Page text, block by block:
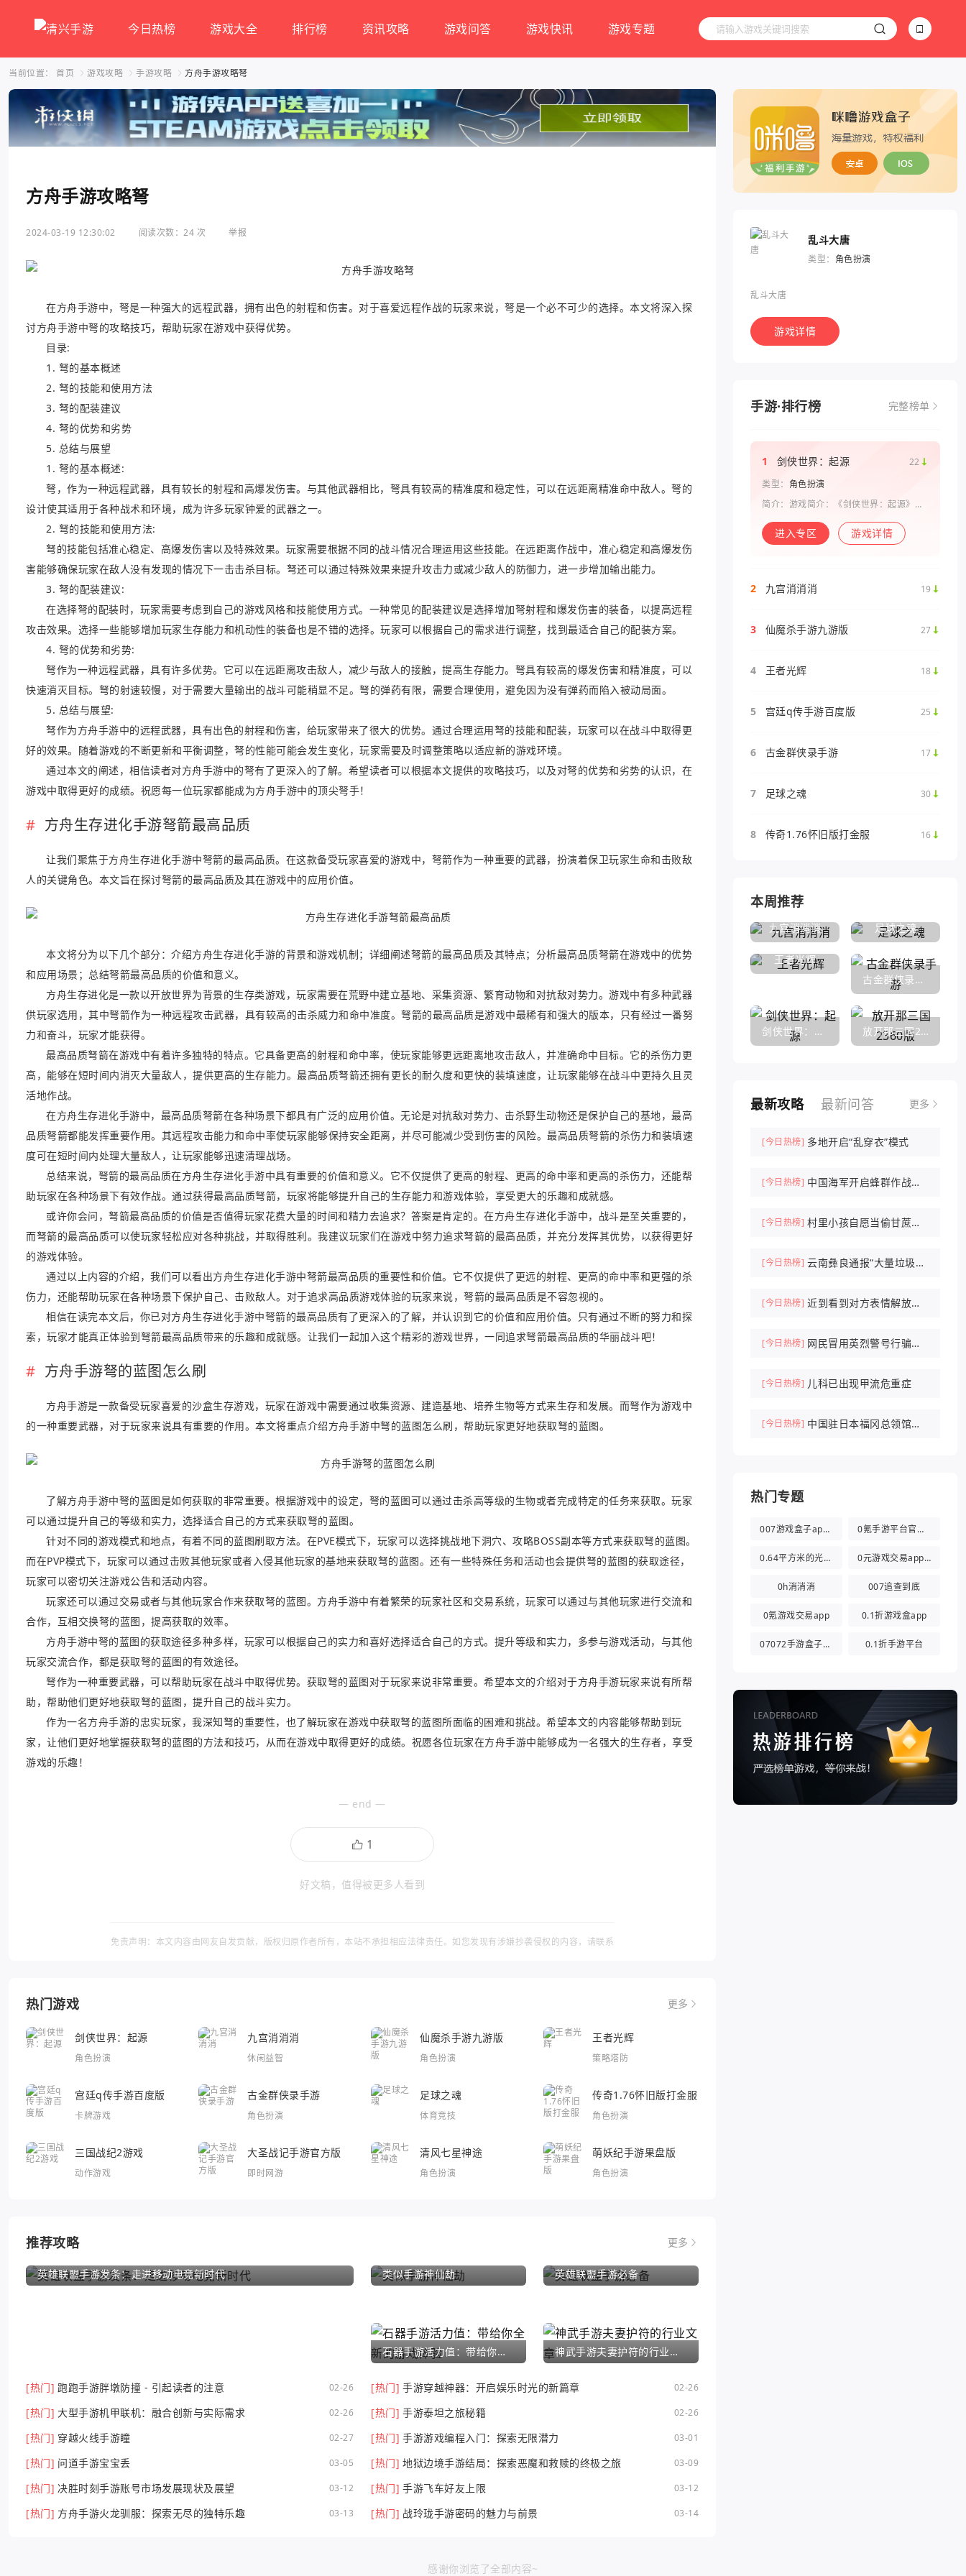
今日热榜 游戏大全 排行榜 资讯攻略 游戏问答 游戏快讯 游戏专题
当前位置： 首页 游戏攻略 手游攻略 方舟手游攻略弩
方舟手游攻略弩
2024-03-19 12:30:02 阅读次数：24 次 举报
在方舟手游中，弩是一种强大的远程武器，拥有出色的射程和伤害。对于喜爱远程作战的玩家来说，弩是一个必不可少的选择。本文将深入探
讨方舟手游中弩的攻略技巧，帮助玩家在游戏中获得优势。
目录:
1. 弩的基本概述
2. 弩的技能和使用方法
3. 弩的配装建议
4. 弩的优势和劣势
5. 总结与展望
1. 弩的基本概述:
弩，作为一种远程武器，具有较长的射程和高爆发伤害。与其他武器相比，弩具有较高的精准度和稳定性，可以在远距离精准命中敌人。弩的
设计使其适用于各种战术和环境，成为许多玩家钟爱的武器之一。
2. 弩的技能和使用方法:
弩的技能包括准心稳定、高爆发伤害以及特殊效果。玩家需要根据不同的战斗情况合理运用这些技能。在远距离作战中，准心稳定和高爆发伤
害能够确保玩家在敌人没有发现的情况下一击击杀目标。弩还可以通过特殊效果来提升攻击力或减少敌人的防御力，进一步增加输出能力。
3. 弩的配装建议:
在选择弩的配装时，玩家需要考虑到自己的游戏风格和技能使用方式。一种常见的配装建议是选择增加弩射程和爆发伤害的装备，以提高远程
攻击效果。选择一些能够增加玩家生存能力和机动性的装备也是不错的选择。玩家可以根据自己的需求进行调整，找到最适合自己的配装方案。
4. 弩的优势和劣势:
弩作为一种远程武器，具有许多优势。它可以在远距离攻击敌人，减少与敌人的接触，提高生存能力。弩具有较高的爆发伤害和精准度，可以
快速消灭目标。弩的射速较慢，对于需要大量输出的战斗可能稍显不足。弩的弹药有限，需要合理使用，避免因为没有弹药而陷入被动局面。
5. 总结与展望:
弩作为方舟手游中的远程武器，具有出色的射程和伤害，给玩家带来了很大的优势。通过合理运用弩的技能和配装，玩家可以在战斗中取得更
好的效果。随着游戏的不断更新和平衡调整，弩的性能可能会发生变化，玩家需要及时调整策略以适应新的游戏环境。
通过本文的阐述，相信读者对方舟手游中的弩有了更深入的了解。希望读者可以根据本文提供的攻略技巧，以及对弩的优势和劣势的认识，在
游戏中取得更好的成绩。祝愿每一位玩家都能成为方舟手游中的顶尖弩手！
方舟生存进化手游弩箭最高品质
让我们聚焦于方舟生存进化手游中弩箭的最高品质。在这款备受玩家喜爱的游戏中，弩箭作为一种重要的武器，扮演着保卫玩家生命和击败敌
人的关键角色。本文旨在探讨弩箭的最高品质及其在游戏中的应用价值。
本文将分为以下几个部分：介绍方舟生存进化手游的背景和游戏机制；详细阐述弩箭的最高品质及其特点；分析最高品质弩箭在游戏中的优势
和应用场景；总结弩箭最高品质的价值和意义。
方舟生存进化是一款以开放世界为背景的生存类游戏，玩家需要在荒野中建立基地、采集资源、繁育动物和对抗敌对势力。游戏中有多种武器
供玩家选用，其中弩箭作为一种远程攻击武器，具有较高的击杀威力和命中准度。弩箭的最高品质是游戏中最稀有和强大的版本，只有经过一番努
力和奋斗，玩家才能获得。
最高品质弩箭在游戏中有着许多独特的特点。它具备更高的射程和命中率，使玩家能够更远距离地攻击敌人，并准确命中目标。它的杀伤力更
高，能够在短时间内消灭大量敌人，提供更高的生存能力。最高品质弩箭还拥有更长的耐久度和更快的装填速度，让玩家能够在战斗中更持久且灵
活地作战。
在方舟生存进化手游中，最高品质弩箭在各种场景下都具有广泛的应用价值。无论是对抗敌对势力、击杀野生动物还是保护自己的基地，最高
品质弩箭都能发挥重要作用。其远程攻击能力和命中率使玩家能够保持安全距离，并尽可能减少受到伤害的风险。最高品质弩箭的杀伤力和装填速
度可在短时间内处理大量敌人，让玩家能够迅速清理战场。
总结来说，弩箭的最高品质在方舟生存进化手游中具有重要的价值和意义。它不仅提供了更高的射程、更高的命中率和更高的杀伤力，还能帮
助玩家在各种场景下有效作战。通过获得最高品质弩箭，玩家将能够提升自己的生存能力和游戏体验，享受更大的乐趣和成就感。
或许你会问，弩箭最高品质的价值是否值得玩家花费大量的时间和精力去追求？答案是肯定的。在方舟生存进化手游中，战斗是至关重要的，
而弩箭的最高品质可以使玩家轻松应对各种挑战，并取得胜利。我建议玩家们在游戏中努力追求弩箭的最高品质，并充分发挥其优势，以获得更好
的游戏体验。
通过以上内容的介绍，我们可以看出方舟生存进化手游中弩箭最高品质的重要性和价值。它不仅提供了更远的射程、更高的命中率和更强的杀
伤力，还能帮助玩家在各种场景下保护自己、击败敌人。对于追求高品质游戏体验的玩家来说，弩箭的最高品质是不容忽视的。
相信在读完本文后，你已对方舟生存进化手游中弩箭的最高品质有了更深入的了解，并认识到它的价值和应用价值。只有通过不断的努力和探
索，玩家才能真正体验到弩箭最高品质带来的乐趣和成就感。让我们一起加入这个精彩的游戏世界，一同追求弩箭最高品质的华丽战斗吧！
方舟手游弩的蓝图怎么刷
方舟手游是一款备受玩家喜爱的沙盒生存游戏，玩家在游戏中需要通过收集资源、建造基地、培养生物等方式来生存和发展。而弩作为游戏中
的一种重要武器，对于玩家来说具有重要的作用。本文将重点介绍方舟手游中弩的蓝图怎么刷，帮助玩家更好地获取弩的蓝图。
了解方舟手游中弩的蓝图是如何获取的非常重要。根据游戏中的设定，弩的蓝图可以通过击杀高等级的生物或者完成特定的任务来获取。玩家
可以通过提升自己的等级和实力，选择适合自己的方式来获取弩的蓝图。
针对不同的游戏模式和地点，有着不同的蓝图刷取方法。在PVE模式下，玩家可以选择挑战地下洞穴、攻略BOSS副本等方式来获取弩的蓝图。
而在PVP模式下，玩家可以通过击败其他玩家或者入侵其他玩家的基地来获取弩的蓝图。还有一些特殊任务和活动也会提供弩的蓝图的获取途径，
玩家可以密切关注游戏公告和活动内容。
玩家还可以通过交易或者与其他玩家合作来获取弩的蓝图。方舟手游中有着繁荣的玩家社区和交易系统，玩家可以通过与其他玩家进行交流和
合作，互相交换弩的蓝图，提高获取的效率。
方舟手游中弩的蓝图的获取途径多种多样，玩家可以根据自己的实力和喜好选择适合自己的方式。提升等级和实力，多参与游戏活动，与其他
玩家交流合作，都是获取弩的蓝图的有效途径。
弩作为一种重要武器，可以帮助玩家在战斗中取得优势。获取弩的蓝图对于玩家来说非常重要。希望本文的介绍对于方舟手游玩家来说有所帮
助，帮助他们更好地获取弩的蓝图，提升自己的战斗实力。
作为一名方舟手游的忠实玩家，我深知弩的重要性，也了解玩家在游戏中获取弩的蓝图所面临的困难和挑战。希望本文的内容能够帮助到玩
家，让他们更好地掌握获取弩的蓝图的方法和技巧，从而在游戏中取得更好的成绩。祝愿各位玩家在方舟手游中能够成为一名强大的生存者，享受
游戏的乐趣！
— end —
好文稿，值得被更多人看到
免责声明：本文内容由网友自发贡献，版权归原作者所有，本站不承担相应法律责任。如您发现有涉嫌抄袭侵权的内容，请联系
热门游戏 更多
剑侠世界：起源
角色扮演
九宫消消消
休闲益智
仙魔杀手游九游版
角色扮演
王者光辉
策略塔防
宫廷q传手游百度版
卡牌游戏
古金群侠录手游
角色扮演
足球之魂
体育竞技
传奇1.76怀旧版打金服
角色扮演
三国战纪2游戏
动作游戏
大圣战记手游官方版
即时网游
清风七星神途
角色扮演
萌妖纪手游果盘版
角色扮演
推荐攻略 更多
英雄联盟手游发条：走进移动电竞新时代 类似手游神仙劫 英雄联盟手游必备
石器手游活力值：带给你全新的游戏体验 神武手游夫妻护符的行业文章
[热门] 跑跑手游胖墩防撞 - 引起读者的注意 02-26 [热门] 手游穿越神器：开启娱乐时光的新篇章 02-26
[热门] 大型手游机甲联机：融合创新与实际需求 02-26 [热门] 手游泰坦之旅秘籍 02-26
[热门] 穿越火线手游瞳 02-27 [热门] 手游游戏编程入门：探索无限潜力 03-01
[热门] 问道手游宝宝丢 03-05 [热门] 地狱边境手游结局：探索恶魔和救赎的终极之旅 03-09
[热门] 决胜时刻手游账号市场发展现状及展望 03-12 [热门] 手游飞车好友上限 03-12
[热门] 方舟手游火龙驯服：探索无尽的独特乐趣 03-13 [热门] 战玲珑手游密码的魅力与前景 03-14
乱斗大唐
类型： 角色扮演
乱斗大唐
游戏详情
手游·排行榜 完整榜单
1 剑侠世界：起源
22
类型： 角色扮演
简介：游戏简介：《剑侠世界：起源》是
系列手游。复刻《剑侠世界》端游玩法和
画面，还原“剑侠情缘”端游时代的特色设
进入专区 游戏详情
2 九宫消消消 19
3 仙魔杀手游九游版 27
4 王者光辉 18
5 宫廷q传手游百度版 25
6 古金群侠录手游 17
7 足球之魂 30
8 传奇1.76怀旧版打金服 16
本周推荐
九宫消消消 足球之魂
王者光辉
古金群侠录手游
剑侠世界：起源 放开那三国2360版
最新攻略 最新问答 更多
[今日热榜] 多地开启“乱穿衣”模式
[今日热榜] 中国海军开启蜂群作战时
[今日热榜] 村里小孩自愿当偷甘蔗农
[今日热榜] 云南彝良通报“大量垃圾倾
[今日热榜] 近到看到对方表情解放军
[今日热榜] 网民冒用英烈警号行骗被
[今日热榜] 儿科已出现甲流危重症
[今日热榜] 中国驻日本福冈总领馆紧
热门专题
007游戏盒子app官方版 0氪手游平台官方版
0.64平方米的光都与你有关 0元游戏交易app(0氪游戏盒)
0h消消消 007追查到底
0氪游戏交易app 0.1折游戏盒app
07072手游盒子app 0.1折手游平台
感谢你浏览了全部内容~